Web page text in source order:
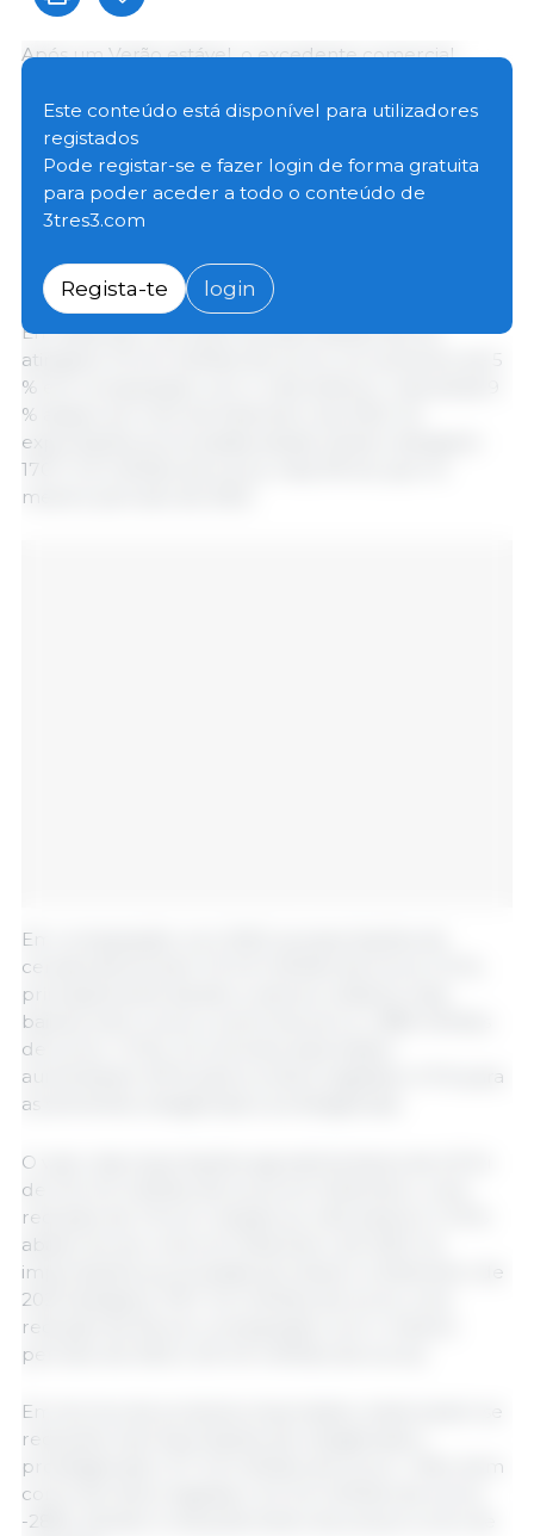
Após um Verão estável, o excedente comercial
em Setembro de 2023. Trata-se de um aumento de
18 % em comparação com Agosto de 2023 e
Setembro de 2022. O saldo comercial acumulado de
Janeiro a Setembro de 2023 atingiu 51 mil milhões de
euros, o que representa um aumento de 8,5 mil
período de 2022.
Em Setembro de 2023, as exportações da UE
atingiram 19 mil milhões de euros, um aumento de 5
% em comparação com o mês anterior, mas ainda 9
% abaixo do nível de Setembro de 2022. As
exportações acumuladas desde Janeiro atingiram
170,7 mil milhões de euros, mais 2% do que no
mesmo período de 2022.
Em comparação com 2022, as exportações de
cereais diminuíram 1,9 mil milhões de euros (-15 %,
principalmente devido a valores unitários mais
baixos), bem como a carne de porco (-986 milhões
de euros, -10 %). Os volumes exportados
aumentaram 29 % para os óleos vegetais e 13 % para
as sementes oleaginosas e proteaginosas.
O valor das importações agroalimentares da UE foi
de 12,3 mil milhões de euros em Setembro, uma
redução de 2 % em relação ao mês anterior e 19 %
abaixo do seu nível em Setembro de 2022. As
importações acumuladas de Janeiro a Setembro de
2023 atingiram 119,7 mil milhões de euros, uma
redução de 5% em comparação com o mesmo
período de 2022 (-5,9 mil milhões de euros).
Em termos de produtos importados, observaram-se
reduções nas importações de oleaginosas e
proteaginosas (-2,7 mil milhões de euros, -14%), bem
como de óleos vegetais (-2,3 mil milhões de euros,
-28%), devido a reduções tanto de preços como de
Este conteúdo está disponível para utilizadores
registados
Pode registar-se e fazer login de forma gratuita
para poder aceder a todo o conteúdo de
3tres3.com
Regista-te login